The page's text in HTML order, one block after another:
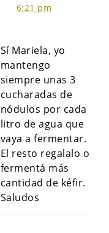
6:21 pm
Sí Mariela, yo
mantengo
siempre unas 3
cucharadas de
nódulos por cada
litro de agua que
vaya a fermentar.
El resto regalalo o
fermentá más
cantidad de kéfir.
Saludos